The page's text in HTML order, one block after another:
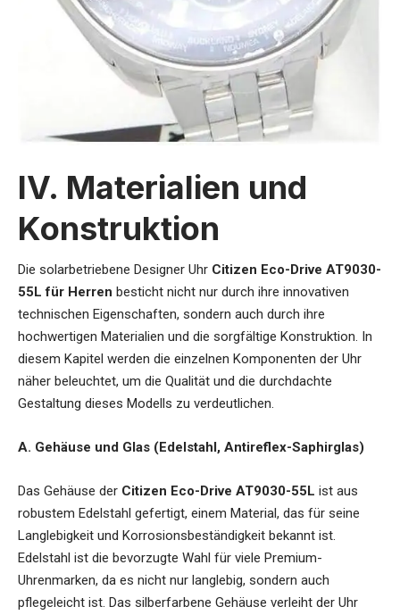
IV. Materialien und
Konstruktion
Die solarbetriebene Designer Uhr Citizen Eco-Drive AT9030-
55L für Herren besticht nicht nur durch ihre innovativen
technischen Eigenschaften, sondern auch durch ihre
hochwertigen Materialien und die sorgfältige Konstruktion. In
diesem Kapitel werden die einzelnen Komponenten der Uhr
näher beleuchtet, um die Qualität und die durchdachte
Gestaltung dieses Modells zu verdeutlichen.
A. Gehäuse und Glas (Edelstahl, Antireflex-Saphirglas)
Das Gehäuse der Citizen Eco-Drive AT9030-55L ist aus
robustem Edelstahl gefertigt, einem Material, das für seine
Langlebigkeit und Korrosionsbeständigkeit bekannt ist.
Edelstahl ist die bevorzugte Wahl für viele Premium-
Uhrenmarken, da es nicht nur langlebig, sondern auch
pflegeleicht ist. Das silberfarbene Gehäuse verleiht der Uhr